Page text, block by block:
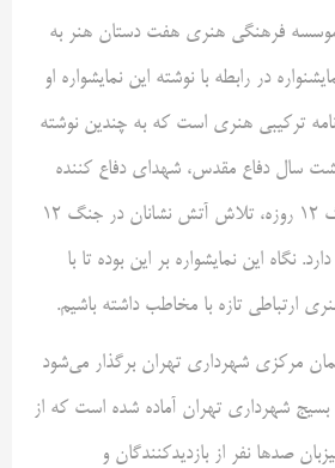
فرهنگی هنری هفت دستان هنر به
در رابطه با نوشته این نمایشواره او
ترکیبی هنری است که به چندین نوشته
سال دفاع مقدس، شهدای دفاع کننده
حرم، شهدای امدادگر جنگ 12 روزه، تلاش آتش نشانان در جنگ 12
نگاه این نمایشواره بر این بوده تا با
ارتباطی تازه با مخاطب داشته باشیم.
مرکزی شهرداری تهران برگذار می‌شود
شهرداری تهران آماده شده است که از
میزبان صدها نفر از بازدیدکنندگان و